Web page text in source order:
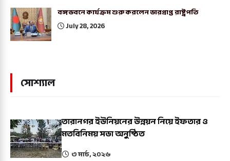
বঙ্গভবনে কার্যক্রম শুরু করলেন ভারপ্রাপ্ত রাষ্ট্রপতি
July 28, 2026
সোশ্যাল
তারানগর ইউনিয়নের উন্নয়ন নিয়ে ইফতার ও
মতবিনিময় সভা অনুষ্ঠিত
৩ মার্চ, ২০২৬